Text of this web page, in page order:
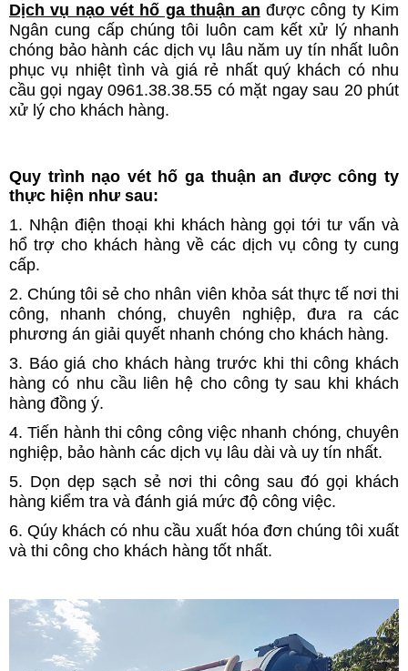
Dịch vụ nạo vét hố ga thuận an được công ty Kim
Ngân cung cấp chúng tôi luôn cam kết xử lý nhanh
chóng bảo hành các dịch vụ lâu năm uy tín nhất luôn
phục vụ nhiệt tình và giá rẻ nhất quý khách có nhu
cầu gọi ngay 0961.38.38.55 có mặt ngay sau 20 phút
xử lý cho khách hàng.
Quy trình nạo vét hố ga thuận an được công ty
thực hiện như sau:
1. Nhận điện thoại khi khách hàng gọi tới tư vấn và
hổ trợ cho khách hàng về các dịch vụ công ty cung
cấp.
2. Chúng tôi sẻ cho nhân viên khỏa sát thực tế nơi thi
công, nhanh chóng, chuyên nghiệp, đưa ra các
phương án giải quyết nhanh chóng cho khách hàng.
3. Báo giá cho khách hàng trước khi thi công khách
hàng có nhu cầu liên hệ cho công ty sau khi khách
hàng đồng ý.
4. Tiến hành thi công công việc nhanh chóng, chuyên
nghiệp, bảo hành các dịch vụ lâu dài và uy tín nhất.
5. Dọn dẹp sạch sẻ nơi thi công sau đó gọi khách
hàng kiểm tra và đánh giá mức độ công việc.
6. Qúy khách có nhu cầu xuất hóa đơn chúng tôi xuất
và thi công cho khách hàng tốt nhất.